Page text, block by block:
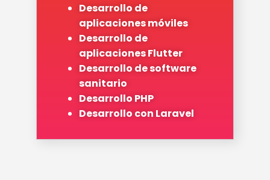
Desarrollo de
aplicaciones móviles
Desarrollo de
aplicaciones Flutter
Desarrollo de software
sanitario
Desarrollo PHP
Desarrollo con Laravel